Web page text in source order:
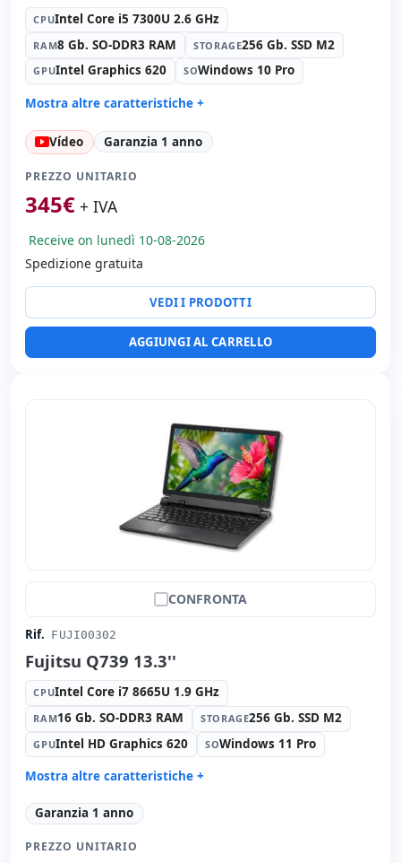
CPUIntel Core i5 7300U 2.6 GHz
RAM8 Gb. SO-DDR3 RAM STORAGE256 Gb. SSD M2
GPUIntel Graphics 620 SOWindows 10 Pro
Mostra altre caratteristiche +
Suono: Realtek Audio
Porte: USB 3.0
Tattile 10.1 '' FullHD 16:
Porte video:
Connettività: WIFI · Bluetooth · 4G
Altri: Imballaggio hR
Dimensioni: 28x20x4 cm.
Vídeo Garanzia 1 anno
PREZZO UNITARIO
345€ + IVA
Receive on lunedì 10-08-2026
Spedizione gratuita
VEDI I PRODOTTI
AGGIUNGI AL CARRELLO
CONFRONTA
Rif. FUJI00302
Fujitsu Q739 13.3''
CPUIntel Core i7 8665U 1.9 GHz
RAM16 Gb. SO-DDR3 RAM STORAGE256 Gb. SSD M2
GPUIntel HD Graphics 620 SOWindows 11 Pro
Mostra altre caratteristiche +
Suono: Realtek Audio
Rete: USB Gbe Family Controler
Porte: USB 2.0 · USB 3.0 · USB-C
Garanzia 1 anno
PREZZO UNITARIO